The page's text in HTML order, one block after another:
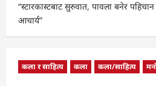
“स्टारकास्टबाट सुरुवात, पावला बनेर
आचार्य”
कला र साहित्य कला कला/साहित्य